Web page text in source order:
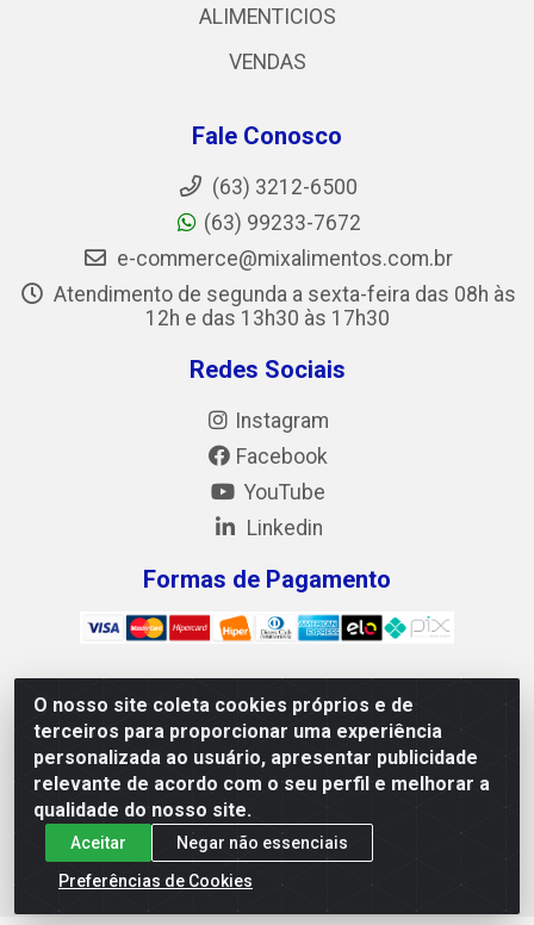
O nosso site coleta cookies próprios e de
terceiros para proporcionar uma experiência
personalizada ao usuário, apresentar publicidade
relevante de acordo com o seu perfil e melhorar a
qualidade do nosso site.
Aceitar
Negar não essenciais
Preferências de Cookies
ALIMENTICIOS
VENDAS
Fale Conosco
(63) 3212-6500
(63) 99233-7672
e-commerce@mixalimentos.com.br
Atendimento de segunda a sexta-feira das 08h às
12h e das 13h30 às 17h30
Redes Sociais
Instagram
Facebook
YouTube
Linkedin
Formas de Pagamento
Mix Alimentos LTDA - Quadra Asr Ne 55 (412 Norte), Alameda
02, S/N - Plano Diretor Norte, Palmas/TO - CEP 77.006-540 -
CNPJ 05.922.500/0001-02